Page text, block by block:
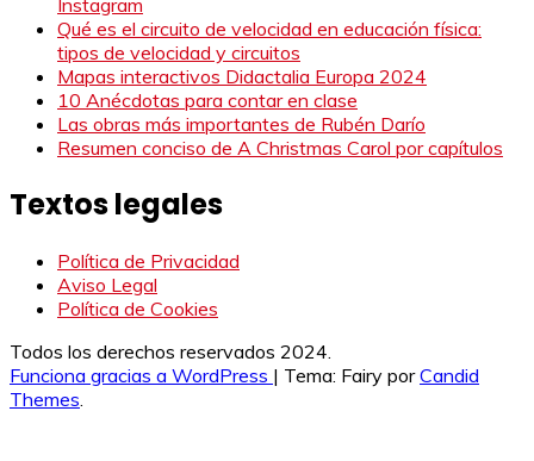
Instagram
Qué es el circuito de velocidad en educación física:
tipos de velocidad y circuitos
Mapas interactivos Didactalia Europa 2024
10 Anécdotas para contar en clase
Las obras más importantes de Rubén Darío
Resumen conciso de A Christmas Carol por capítulos
Textos legales
Política de Privacidad
Aviso Legal
Política de Cookies
Todos los derechos reservados 2024.
Funciona gracias a WordPress | Tema: Fairy porCandid
Themes.